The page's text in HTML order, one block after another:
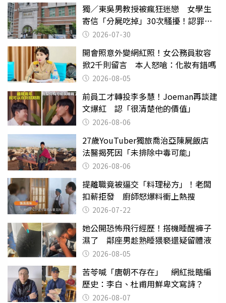
獨／東吳男教授被瘋狂迷戀 女學生
寄信「分屍吃掉」30次騷擾！認罪免
關 2026-07-30
開會照意外變網紅照！女公務員妝容
掀2千則留言 本人怒嗆：化妝有錯嗎
2026-08-05
前員工才轉投李多慧！Joeman再談建
文爆紅 認「很清楚他的價值」
2026-08-06
27歲YouTuber獨旅喬治亞陳屍飯店
法醫揭死因「未排除中毒可能」
2026-08-06
提離職竟被逼交「料理秘方」！老闆
扣薪拒發 廚師怒爆料衝上熱搜
2026-07-22
她公開恐怖飛行經歷！搭機睡醒褲子
濕了 鄰座男趁熟睡猥褻還疑留體液
2026-08-05
苦苓喊「唐朝不存在」 網紅批瞎編
歷史：李白、杜甫用鮮卑文寫詩？
2026-08-07